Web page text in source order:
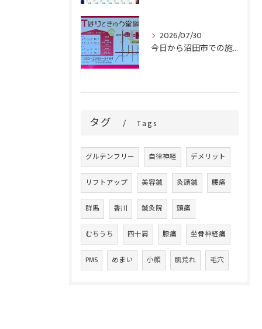
2026/07/30
今日から沼田市での施術がスタートです！
タグ Tags
グルテンフリー 自律神経 デメリット
リフトアップ 美容鍼 灸頭鍼 腰痛
群馬 香川 鍼灸院 頭痛
むちうち 四十肩 膝痛 坐骨神経痛
PMS めまい 小顔 肌荒れ 毛穴